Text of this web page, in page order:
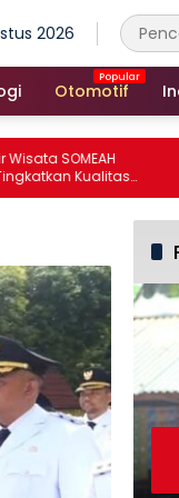
2026
Otomotif
Kualitas